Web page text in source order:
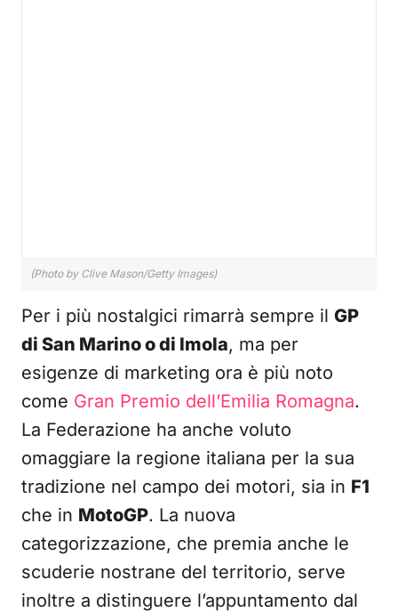
(Photo by Clive Mason/Getty Images)
Per i più nostalgici rimarrà sempre il GP
di San Marino o di Imola, ma per
esigenze di marketing ora è più noto
come Gran Premio dell’Emilia Romagna.
La Federazione ha anche voluto
omaggiare la regione italiana per la sua
tradizione nel campo dei motori, sia in F1
che in MotoGP. La nuova
categorizzazione, che premia anche le
scuderie nostrane del territorio, serve
inoltre a distinguere l’appuntamento dal